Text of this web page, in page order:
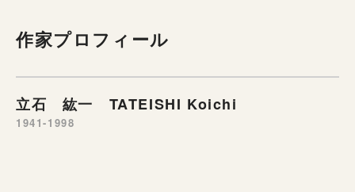
作家プロフィール
立石 紘一 TATEISHI Koichi
1941-1998